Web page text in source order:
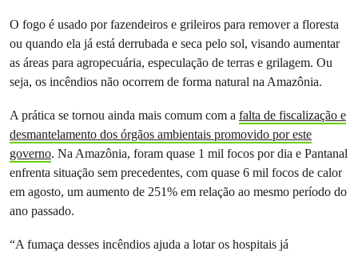
O fogo é usado por fazendeiros e grileiros para remover a floresta
ou quando ela já está derrubada e seca pelo sol, visando aumentar
as áreas para agropecuária, especulação de terras e grilagem. Ou
seja, os incêndios não ocorrem de forma natural na Amazônia.
A prática se tornou ainda mais comum com a falta de fiscalização e
desmantelamento dos órgãos ambientais promovido por este
governo. Na Amazônia, foram quase 1 mil focos por dia e Pantanal
enfrenta situação sem precedentes, com quase 6 mil focos de calor
em agosto, um aumento de 251% em relação ao mesmo período do
ano passado.
“A fumaça desses incêndios ajuda a lotar os hospitais já